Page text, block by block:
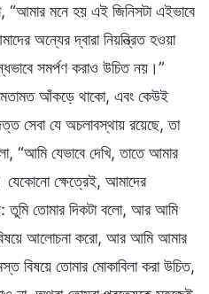
মনে হয় এই জিনিসটা এইভাবে
অন্যের দ্বারা নিয়ন্ত্রিত হওয়া
সমর্পণ করাও উচিত নয়।”
মতামত আঁকড়ে থাকো, এবং কেউই
সেবা যে অচলাবস্থায় রয়েছে, তা
“আমি যেভাবে দেখি, তাতে আমার
ক্ষেত্রেই, আমাদের
তুমি তোমার দিকটা বলো, আর আমি
আলোচনা করো, আর আমি আমার
বিষয়ে তোমার মোকাবিলা করা উচিত,